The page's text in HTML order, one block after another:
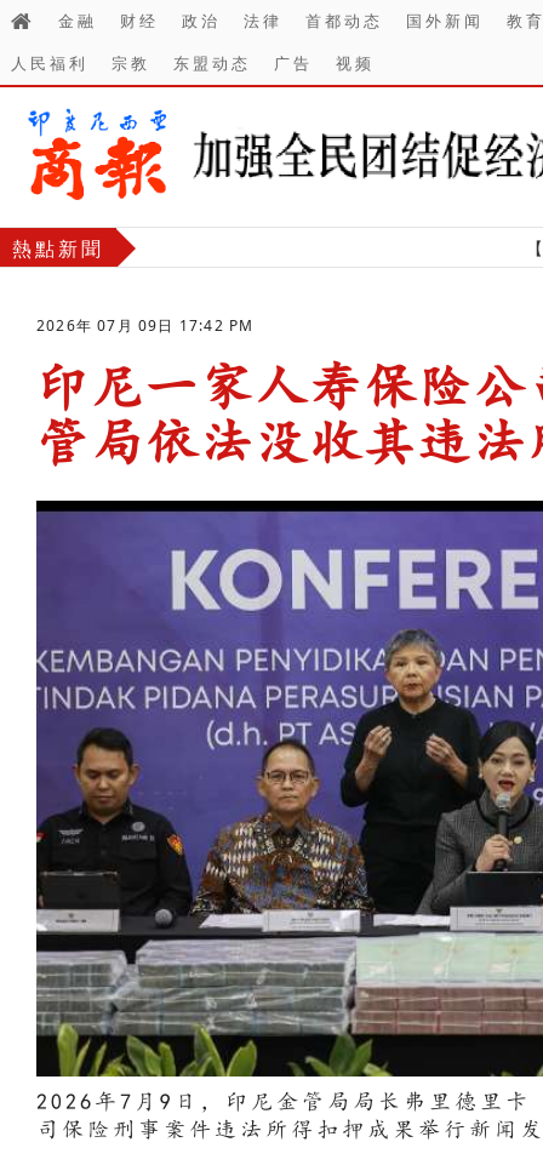
金融 财经 政治 法律 首都动态 国外新闻
教
人民福利
宗教 东盟动态 广告 视频
熱點新聞 【财经】
2026年 07月 09日 17:42 PM
印尼一家人寿保险
管局依法‌没收其违法
2026年7月9日，印尼金管局局长弗里德里
司保险刑事案件违法所得扣押成果举行新闻